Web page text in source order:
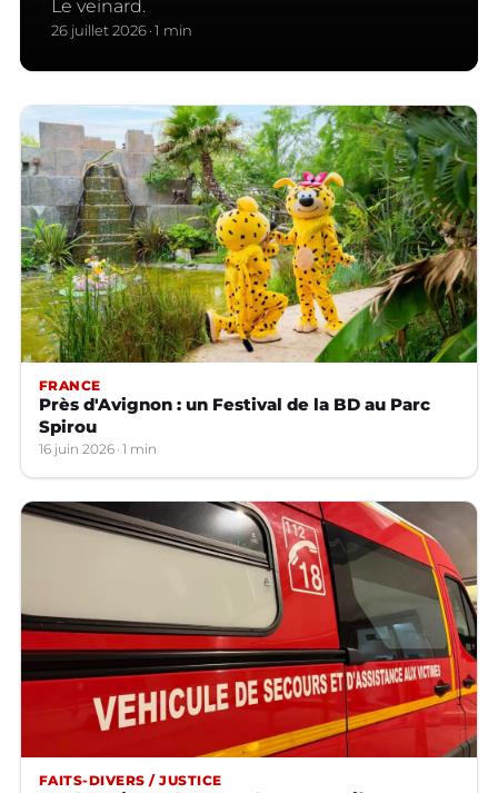
Le veinard.
26 juillet 2026 1 min
FRANCE
Près d'Avignon : un Festival de la BD au Parc
Spirou
16 juin 2026 1 min
FAITS-DIVERS / JUSTICE